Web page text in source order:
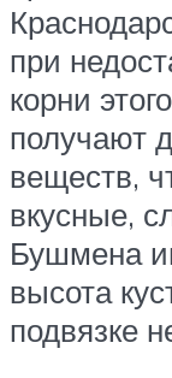
при
корни
получают
веществ,
вкусные,
Бушмена
высота
подвязке